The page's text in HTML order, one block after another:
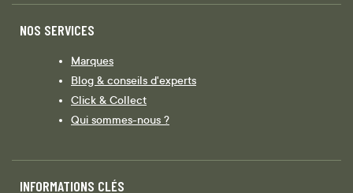
NOS SERVICES
Marques
Blog & conseils d'experts
Click & Collect
Qui sommes-nous ?
INFORMATIONS CLÉS